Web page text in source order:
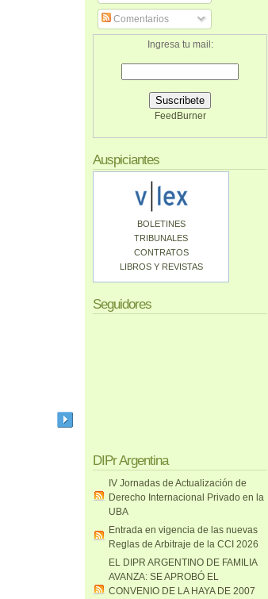
Comentarios
Ingresa tu mail:
FeedBurner
Auspiciantes
BOLETINES
TRIBUNALES
CONTRATOS
LIBROS Y REVISTAS
Seguidores
DIPr Argentina
IV Jornadas de Actualización de
Derecho Internacional Privado en la
UBA
Entrada en vigencia de las nuevas
Reglas de Arbitraje de la CCI 2026
EL DIPR ARGENTINO DE FAMILIA
AVANZA: SE APROBÓ EL
CONVENIO DE LA HAYA DE 2007